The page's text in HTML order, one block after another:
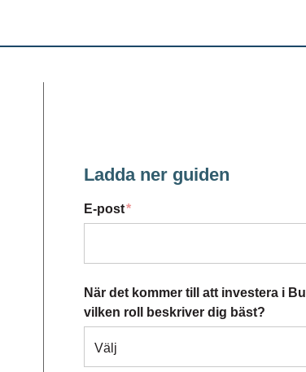
Ladda ner guiden
E-post*
När det kommer till att investera i
vilken roll beskriver dig bäst?